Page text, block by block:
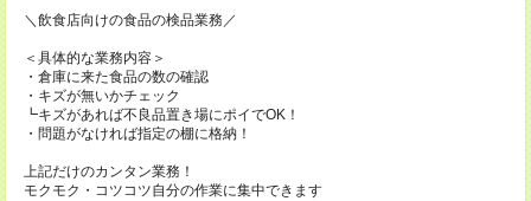
＼飲食店向けの食品の検品業務／
＜具体的な業務内容＞
・倉庫に来た食品の数の確認
・キズが無いかチェック
┗キズがあれば不良品置き場にポイでOK！
・問題がなければ指定の棚に格納！
上記だけのカンタン業務！
モクモク・コツコツ自分の作業に集中できます